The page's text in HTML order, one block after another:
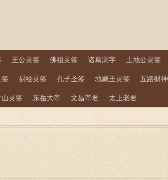
王公灵签 佛祖灵签 诸葛测字 土地公灵签
签 易经灵签 孔子圣签 地藏王灵签 五路财神
山灵签 东岳大帝 文昌帝君 太上老君